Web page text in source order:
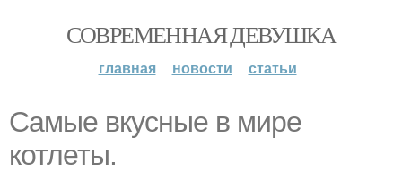
СОВРЕМЕННАЯ ДЕВУШКА
главная новости статьи
Самые вкусные в мире
котлеты.